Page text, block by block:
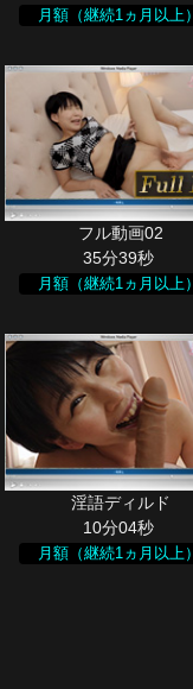
月額（継続1ヵ月以上）
35分39秒
月額（継続1ヵ月以上）
10分04秒
月額（継続1ヵ月以上）